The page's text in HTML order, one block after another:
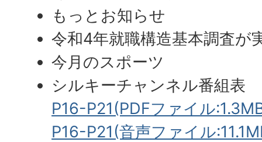
もっとお知らせ
令和4年就職構造基本調査が
今月のスポーツ
シルキーチャンネル番組表
P16-P21(PDFファイル
P16-P21(音声ファイル